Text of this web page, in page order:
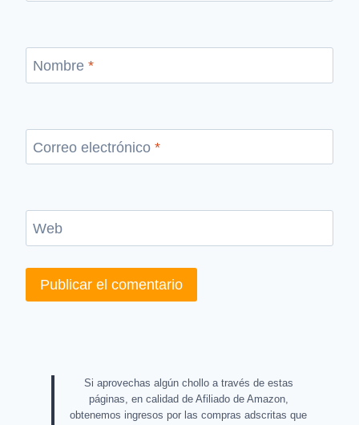
Nombre *
Correo electrónico *
Web
Si aprovechas algún chollo a través de estas
páginas, en calidad de Afiliado de Amazon,
obtenemos ingresos por las compras adscritas que